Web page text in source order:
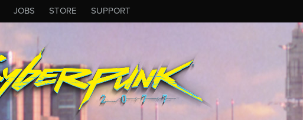
JOBS STORE SUPPORT